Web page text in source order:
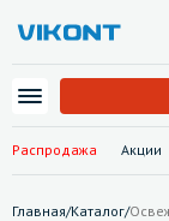
Распродажа Акции
Главная/Каталог/